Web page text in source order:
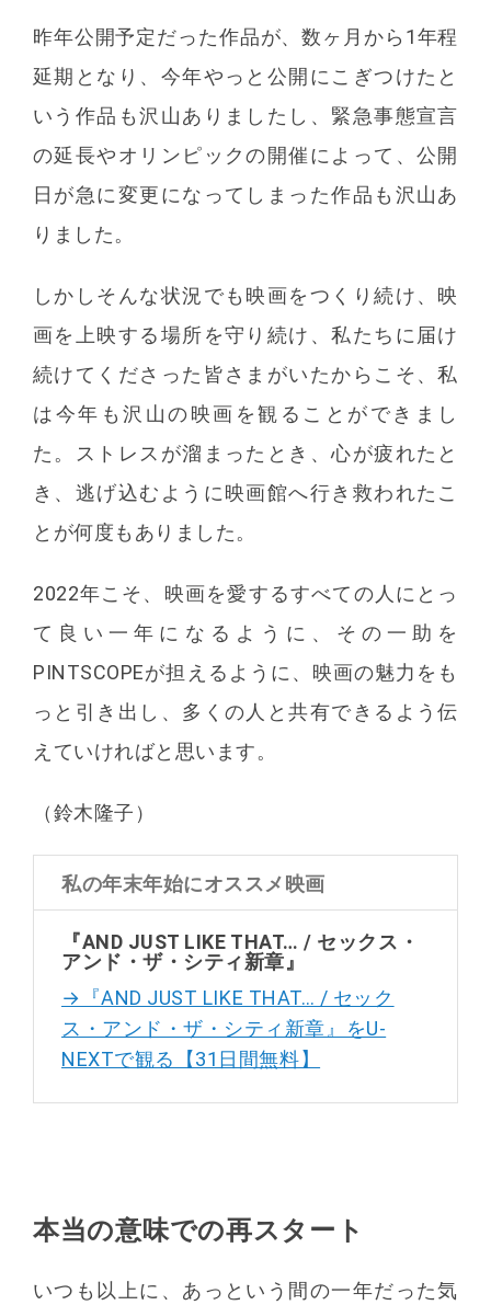
昨年公開予定だった作品が、数ヶ月から1年程
延期となり、今年やっと公開にこぎつけたと
いう作品も沢山ありましたし、緊急事態宣言
の延長やオリンピックの開催によって、公開
日が急に変更になってしまった作品も沢山あ
りました。
しかしそんな状況でも映画をつくり続け、映
画を上映する場所を守り続け、私たちに届け
続けてくださった皆さまがいたからこそ、私
は今年も沢山の映画を観ることができまし
た。ストレスが溜まったとき、心が疲れたと
き、逃げ込むように映画館へ行き救われたこ
とが何度もありました。
2022年こそ、映画を愛するすべての人にとっ
て良い一年になるように、その一助を
PINTSCOPEが担えるように、映画の魅力をも
っと引き出し、多くの人と共有できるよう伝
えていければと思います。
（鈴木隆子）
私の年末年始にオススメ映画
『AND JUST LIKE THAT… / セックス・
アンド・ザ・シティ新章』
→『AND JUST LIKE THAT… / セック
ス・アンド・ザ・シティ新章』をU-
NEXTで観る【31日間無料】
本当の意味での再スタート
いつも以上に、あっという間の一年だった気